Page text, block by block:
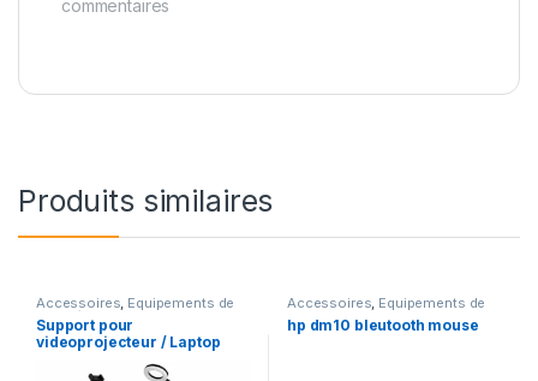
commentaires
Produits similaires
Accessoires, Equipements de
PC Trépieds
Support pour
videoprojecteur / Laptop
Accessoires, Equipements de
PC
hp dm10 bleutooth mouse